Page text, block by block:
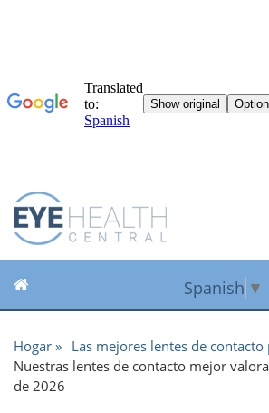
Spanish ▼
Hogar
Las mejores lentes de contacto
Nuestras lentes de contacto mejor
de 2026